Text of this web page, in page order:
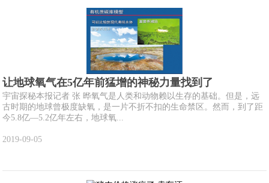
让地球氧气在5亿年前猛增的神秘力量找到了
宇宙探秘本报记者 张 晔氧气是人类和动物赖以生存的基础。但是，远
古时期的地球曾极度缺氧，是一片不折不扣的生命禁区。然而，到了距
今5.8亿—5.2亿年左右，地球氧...
2019-09-05